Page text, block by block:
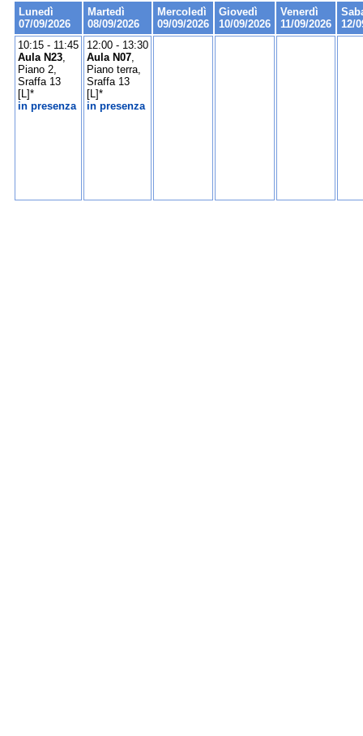
Lunedì
07/09/2026
Martedì
08/09/2026
Mercoledì
09/09/2026
Giovedì
10/09/2026
Venerdì
11/09/2026
12/
10:15 - 11:45
Aula N23,
Piano 2,
Sraffa 13
[L]*
in presenza
12:00 - 13:30
Aula N07,
Piano terra,
Sraffa 13
[L]*
in presenza